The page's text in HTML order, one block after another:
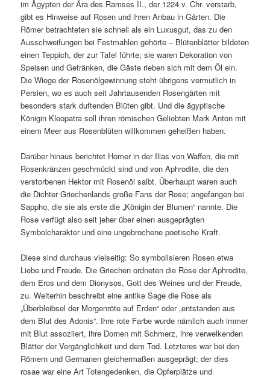
im Ägypten der Ära des Ramses II., der 1224 v. Chr. verstarb,
gibt es Hinweise auf Rosen und ihren Anbau in Gärten. Die
Römer betrachteten sie schnell als ein Luxusgut, das zu den
Ausschweifungen bei Festmahlen gehörte – Blütenblätter bildeten
einen Teppich, der zur Tafel führte; sie waren Dekoration von
Speisen und Getränken, die Gäste rieben sich mit dem Öl ein.
Die Wiege der Rosenölgewinnung steht übrigens vermutlich in
Persien, wo es auch seit Jahrtausenden Rosengärten mit
besonders stark duftenden Blüten gibt. Und die ägyptische
Königin Kleopatra soll ihren römischen Geliebten Mark Anton mit
einem Meer aus Rosenblüten willkommen geheißen haben.
Darüber hinaus berichtet Homer in der Ilias von Waffen, die mit
Rosenkränzen geschmückt sind und von Aphrodite, die den
verstorbenen Hektor mit Rosenöl salbt. Überhaupt waren auch
die Dichter Griechenlands große Fans der Rose; angefangen bei
Sappho, die sie als erste die „Königin der Blumen“ nannte. Die
Rose verfügt also seit jeher über einen ausgeprägten
Symbolcharakter und eine ungebrochene poetische Kraft.
Diese sind durchaus vielseitig: So symbolisieren Rosen etwa
Liebe und Freude. Die Griechen ordneten die Rose der Aphrodite,
dem Eros und dem Dionysos, Gott des Weines und der Freude,
zu. Weiterhin beschreibt eine antike Sage die Rose als
„Überbleibsel der Morgenröte auf Erden“ oder „entstanden aus
dem Blut des Adonis“. Ihre rote Farbe wurde nämlich auch immer
mit Blut assoziiert, ihre Dornen mit Schmerz, ihre verwelkenden
Blätter der Vergänglichkeit und dem Tod. Letzteres war bei den
Römern und Germanen gleichermaßen ausgeprägt; der dies
rosae war eine Art Totengedenken, die Opferplätze und